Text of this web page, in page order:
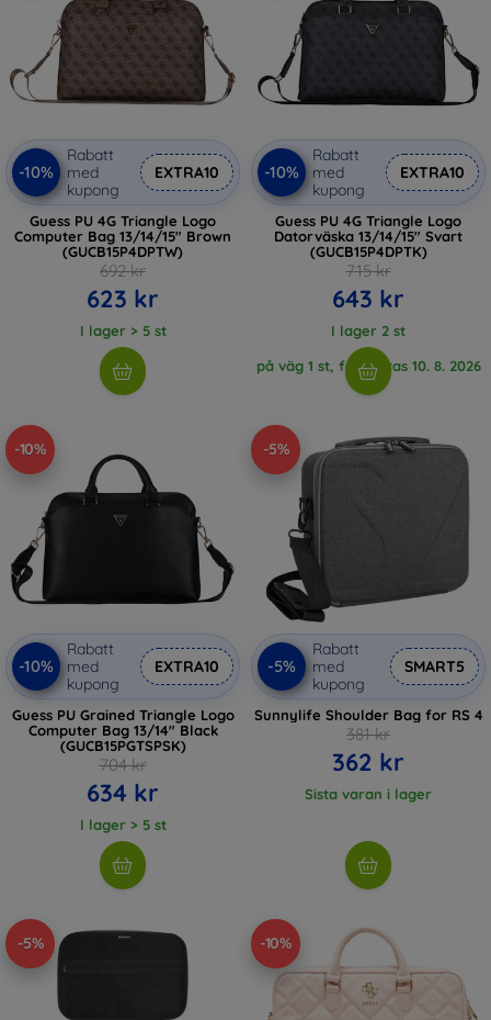
-10%
Rabatt
med
kupong
EXTRA10
Guess PU 4G Triangle Logo
Computer Bag 13/14/15" Brown
(GUCB15P4DPTW)
692 kr
623 kr
I lager > 5 st
-10%
Rabatt
med
kupong
EXTRA10
Guess PU 4G Triangle Logo
Datorväska 13/14/15" Svart
(GUCB15P4DPTK)
715 kr
643 kr
I lager 2 st
på väg 1 st, förväntas 10. 8. 2026
-10%
-10%
Rabatt
med
kupong
EXTRA10
Guess PU Grained Triangle Logo
Computer Bag 13/14" Black
(GUCB15PGTSPSK)
704 kr
634 kr
I lager > 5 st
-5%
-5%
Rabatt
med
kupong
SMART5
Sunnylife Shoulder Bag for RS 4
381 kr
362 kr
Sista varan i lager
-5% -10%